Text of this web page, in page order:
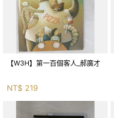
【W3H】第一百個客人_郝廣才
NT$ 219